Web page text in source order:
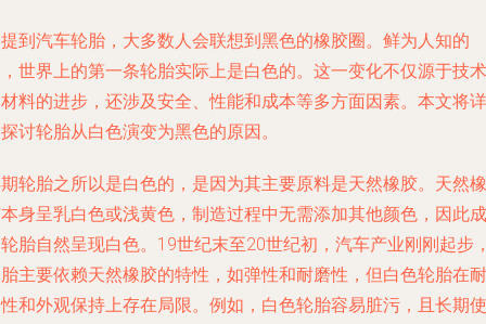
到汽车轮胎，大多数人会联想到黑色的橡胶圈。鲜为人知的
世界上的第一条轮胎实际上是白色的。这一变化不仅源于技术
料的进步，还涉及安全、性能和成本等多方面因素。本文将详
讨轮胎从白色演变为黑色的原因。
轮胎之所以是白色的，是因为其主要原料是天然橡胶。天然橡
身呈乳白色或浅黄色，制造过程中无需添加其他颜色，因此成
胎自然呈现白色。19世纪末至20世纪初，汽车产业刚刚起步
主要依赖天然橡胶的特性，如弹性和耐磨性，但白色轮胎在耐
和外观保持上存在局限。例如，白色轮胎容易脏污，且长期使